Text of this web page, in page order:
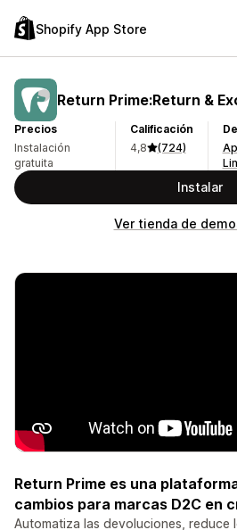
Shopify App Store
Return Prime:Return &
Precios
Instalación
gratuita
Calificación
4,8
(724)
Instalar
Ver tienda de
Return Prime es una
cambios para marcas D2C en
Automatiza las devoluciones, reduce